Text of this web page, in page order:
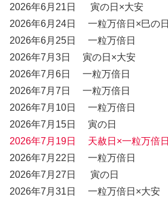
2026年6月21日 寅の日×大安
2026年6月24日 一粒万倍日×巳の日
2026年6月25日 一粒万倍日
2026年7月3日 寅の日×大安
2026年7月6日 一粒万倍日
2026年7月7日 一粒万倍日
2026年7月10日 一粒万倍日
2026年7月15日 寅の日
2026年7月19日 天赦日 ×一粒万倍日
2026年7月22日 一粒万倍日
2026年7月27日 寅の日
2026年7月31日 一粒万倍日×大安